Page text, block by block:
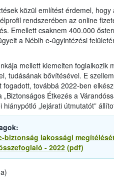
közül említést érdemel,
rendszerében az online
Emellett csaknem 400.000
a Nébih e-ügyintézési
mellett kiemelten foglalkozik
tudásának bővítésével. E
továbbá 2022-ben
Étkezés a
„lejárati útmutatót”
biztonság lakossági
- 2022 (pdf)